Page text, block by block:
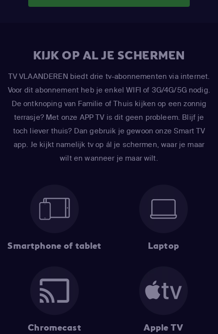
KIJK OP AL JE SCHERMEN
TV VLAANDEREN biedt drie tv-abonnementen via internet.
Voor dit abonnement heb je enkel WIFI of 3G/4G/5G nodig.
De ontknoping van Familie of Thuis kijken op een zonnig
terrasje? Met onze APP TV is dit geen probleem. Blijf je
toch liever thuis? Dan gebruik je gewoon onze Smart TV
app. Je kijkt namelijk tv op ál je schermen, waar je maar
wilt en wanneer je maar wilt.
Smartphone of tablet Laptop
Chromecast Apple TV